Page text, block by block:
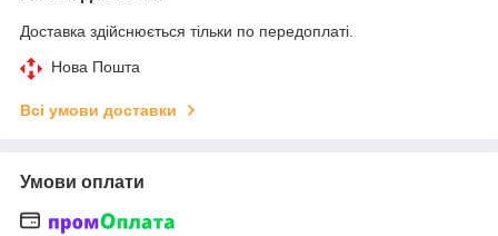
Доставка здійснюється тільки по передоплаті.
Нова Пошта
Всі умови доставки
Умови оплати